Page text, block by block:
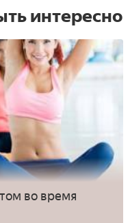
интересно
во время